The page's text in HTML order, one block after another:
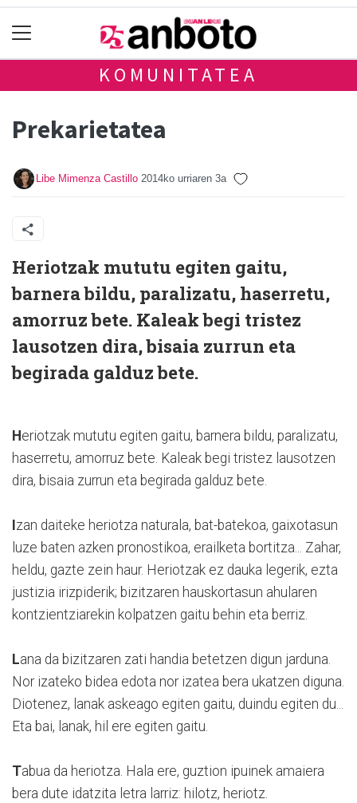
KOMUNITATEA
Prekarietatea
Libe Mimenza Castillo 2014ko urriaren 3a
Heriotzak mututu egiten gaitu,
barnera bildu, paralizatu, haserretu,
amorruz bete. Kaleak begi tristez
lausotzen dira, bisaia zurrun eta
begirada galduz bete.
H eriotzak mututu egiten gaitu, barnera bildu, paralizatu,
haserretu, amorruz bete. Kaleak begi tristez lausotzen
dira, bisaia zurrun eta begirada galduz bete.
zan daiteke heriotza naturala, bat-batekoa, gaixotasun
luze baten azken pronostikoa, erailketa bortitza... Zahar,
heldu, gazte zein haur. Heriotzak ez dauka legerik, ezta
justizia irizpiderik; bizitzaren hauskortasun ahularen
kontzientziarekin kolpatzen gaitu behin eta berriz.
Lana da bizitzaren zati handia betetzen digun jarduna.
Nor izateko bidea edota nor izatea bera ukatzen diguna.
Diotenez, lanak askeago egiten gaitu, duindu egiten du...
Eta bai, lanak, hil ere egiten gaitu.
Tabua da heriotza. Hala ere, guztion ipuinek amaiera
bera dute idatzita letra larriz: hilotz, heriotz.